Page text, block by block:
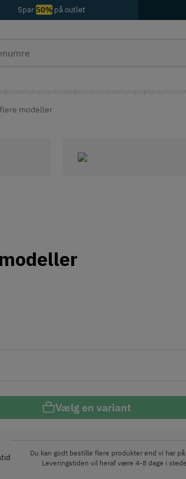
Spar 50% på outlet
modeller
Vælg en variant
Du kan godt bestille flere produkter end vi har på
Leveringstiden vil heraf være 4-8 dage i